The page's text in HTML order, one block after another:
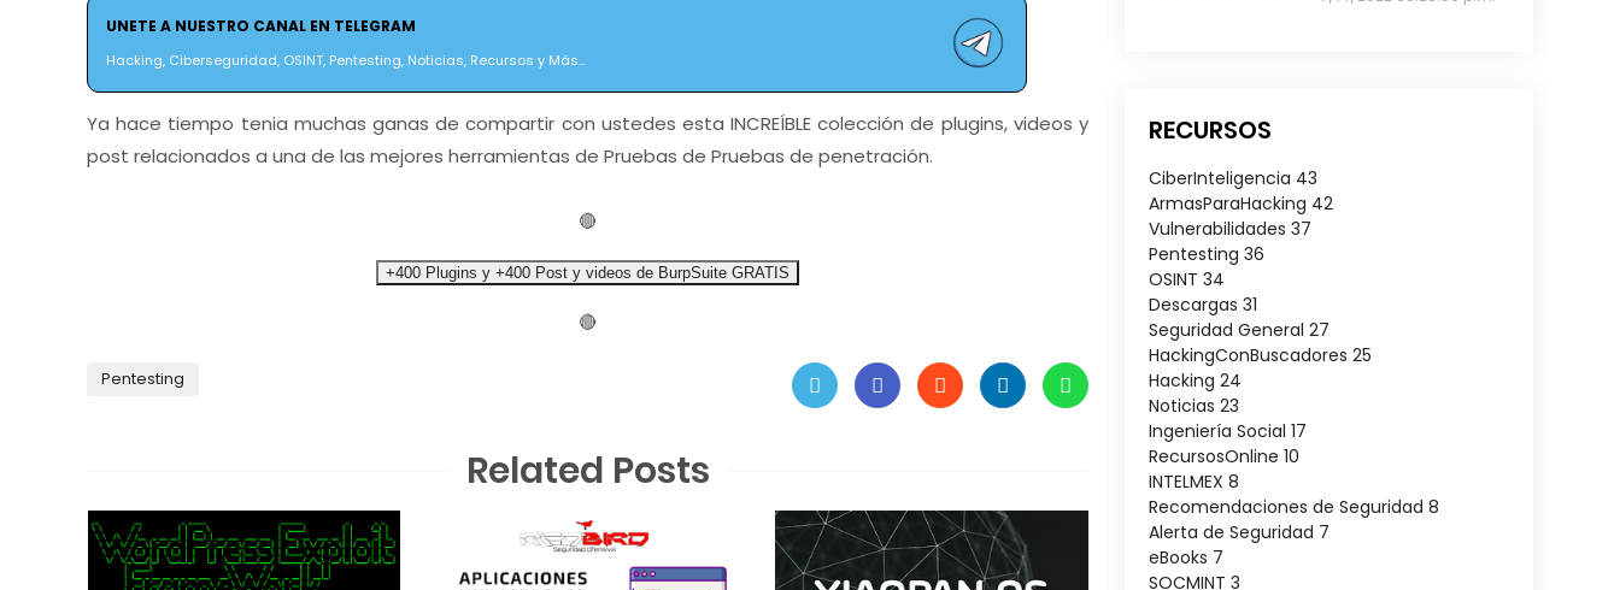
UNETE A NUESTRO CANAL EN TELEGRAM
Hacking, Ciberseguridad, OSINT, Pentesting, Noticias, Recursos y Más...
Ya hace tiempo tenia muchas ganas de compartir con ustedes esta INCREÍBLE colección de plugins, videos y
post relacionados a una de las mejores herramientas de Pruebas de Pruebas de penetración.
🔴
+400 Plugins y +400 Post y videos de BurpSuite GRATIS
🔴
Pentesting
Related Posts
RECURSOS
CiberInteligencia 43
ArmasParaHacking 42
Vulnerabilidades 37
Pentesting 36
OSINT 34
Descargas 31
Seguridad General 27
HackingConBuscadores 25
Hacking 24
Noticias 23
Ingeniería Social 17
RecursosOnline 10
INTELMEX 8
Recomendaciones de Seguridad 8
Alerta de Seguridad 7
eBooks 7
SOCMINT 3